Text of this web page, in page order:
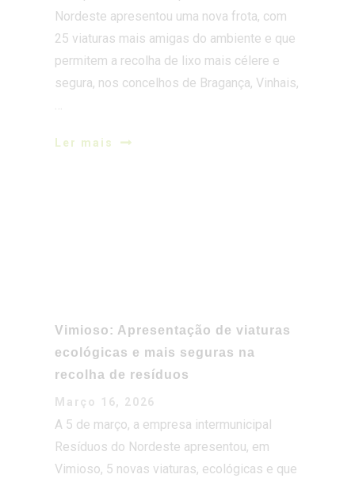
Nordeste apresentou uma nova frota, com
25 viaturas mais amigas do ambiente e que
permitem a recolha de lixo mais célere e
segura, nos concelhos de Bragança, Vinhais,
…
Ler mais
Vimioso: Apresentação de viaturas
ecológicas e mais seguras na
recolha de resíduos
Março 16, 2026
A 5 de março, a empresa intermunicipal
Resíduos do Nordeste apresentou, em
Vimioso, 5 novas viaturas, ecológicas e que